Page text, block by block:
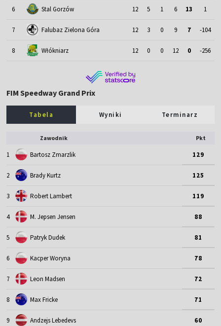
6 Stal Gorzów 12 5 1 6 13 1
7 Falubaz Zielona Góra 12 3 0 9 7 -104
8 Włókniarz 12 0 0 12 0 -256
FIM Speedway Grand Prix
Tabela Wyniki Terminarz
Zawodnik Pkt
1 Bartosz Zmarzlik 129
2 Brady Kurtz 125
3 Robert Lambert 119
4 M. Jepsen Jensen 88
5 Patryk Dudek 81
6 Kacper Woryna 78
7 Leon Madsen 72
8 Max Fricke 71
9 Andzejs Lebedevs 60